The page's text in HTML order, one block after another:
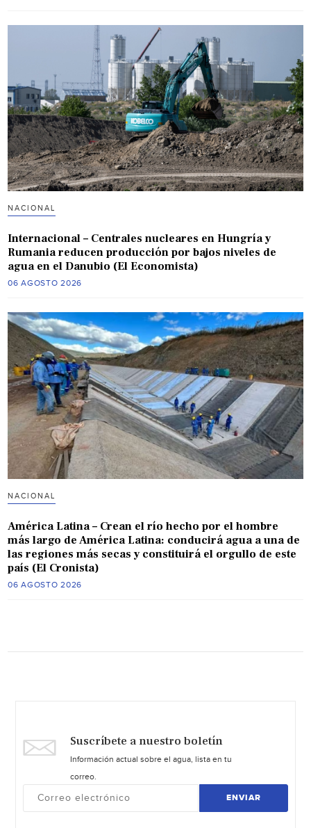
NACIONAL
Internacional – Centrales nucleares en Hungría y
Rumania reducen producción por bajos niveles de
agua en el Danubio (El Economista)
06 AGOSTO 2026
NACIONAL
América Latina – Crean el río hecho por el hombre
más largo de América Latina: conducirá agua a una de
las regiones más secas y constituirá el orgullo de este
país (El Cronista)
06 AGOSTO 2026
Suscríbete a nuestro boletín
Información actual sobre el agua, lista en tu
correo.
ENVIAR